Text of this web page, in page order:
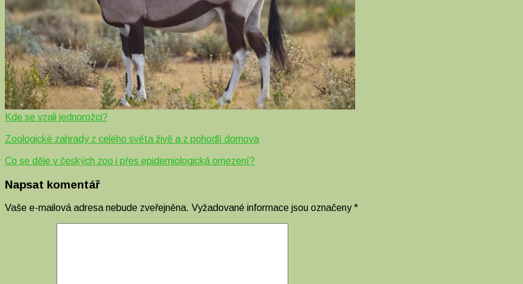
Kde se vzali jednorožci?
Zoologické zahrady z celého světa živě a z pohodlí domova
Co se děje v českých zoo i přes epidemiologická omezení?
Napsat komentář
Vaše e-mailová adresa nebude zveřejněna. Vyžadované informace jsou označeny*